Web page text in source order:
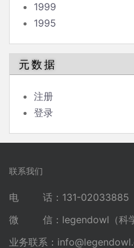
1999
1995
元数据
注册
登录
联系我们
电 话：131-02033885
微 信：legendowl（科学
业务联系：